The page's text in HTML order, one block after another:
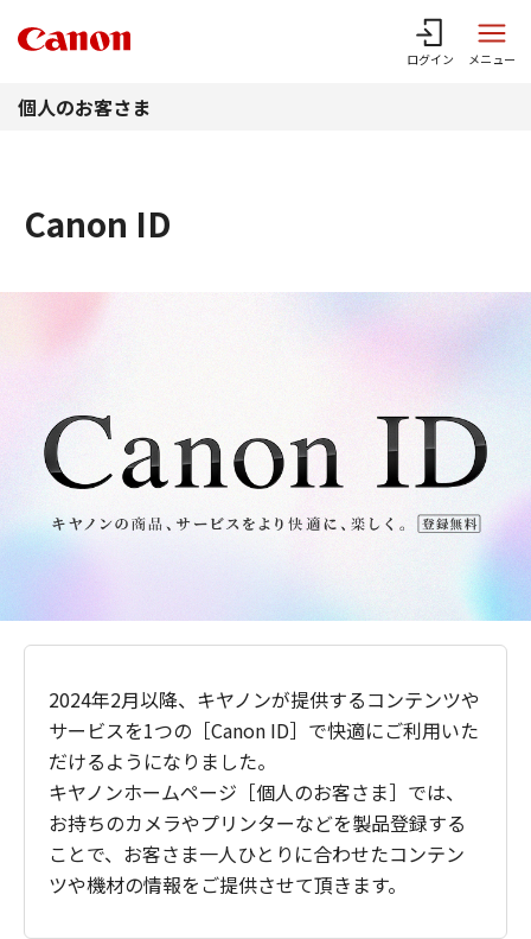
ログイン メニュー
個人のお客さま
Canon ID
2024年2月以降、キヤノンが提供するコンテンツや
サービスを1つの［Canon ID］で快適にご利用いた
だけるようになりました。
キヤノンホームページ［個人のお客さま］では、
お持ちのカメラやプリンターなどを製品登録する
ことで、お客さま一人ひとりに合わせたコンテン
ツや機材の情報をご提供させて頂きます。